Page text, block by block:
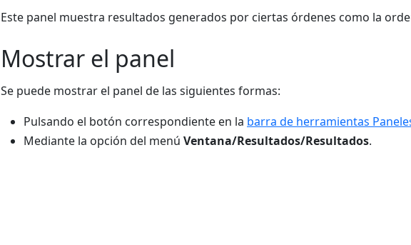
Este panel muestra resultados generados por ciertas órdenes como la
Mostrar el panel
Se puede mostrar el panel de las siguientes formas:
Pulsando el botón correspondiente en la barra de herramientas
Mediante la opción del menú Ventana/Resultados/Resultados.